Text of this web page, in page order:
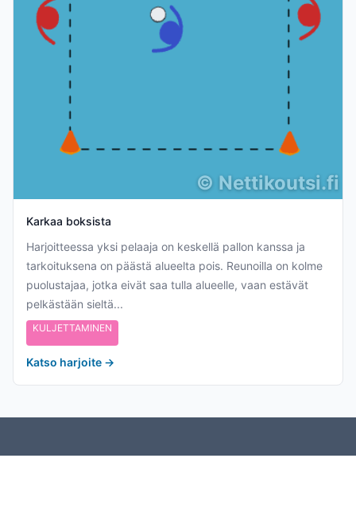
© Nettikoutsi.fi
Karkaa boksista
Harjoitteessa yksi pelaaja on keskellä pallon kanssa ja
tarkoituksena on päästä alueelta pois. Reunoilla on kolme
puolustajaa, jotka eivät saa tulla alueelle, vaan estävät
pelkästään sieltä...
KULJETTAMINEN
Katso harjoite →